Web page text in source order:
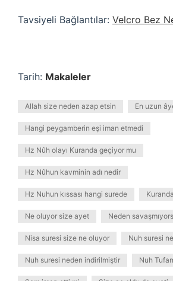
Tavsiyeli Bağlantılar: Velcro Bez
Tarih: Makaleler
Allah size neden azap etsin En uzun
Hangi peygamberin eşi iman etmedi
Hz Nûh olayı Kuranda geçiyor mu
Hz Nûhun kavminin adı nedir
Hz Nuhun kıssası hangi surede
Ne oluyor size ayet Neden
Nisa suresi size ne oluyor Nuh suresi
Nuh suresi neden indirilmiştir Nuh